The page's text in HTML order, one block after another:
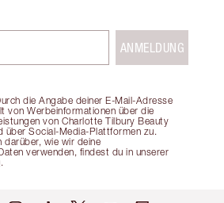
die Angabe deiner E-Mail-Adresse
von Werbeinformationen über die
von Charlotte Tilbury Beauty
über Social-Media-Plattformen zu.
darüber, wie wir deine
verwenden, findest du in unserer
ANMELDUNG